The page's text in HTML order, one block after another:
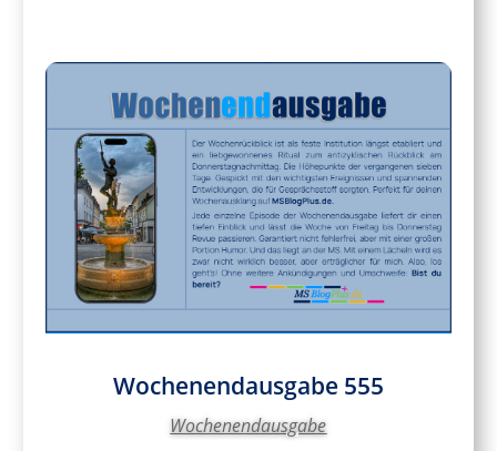
Wochenendausgabe 555
Wochenendausgabe